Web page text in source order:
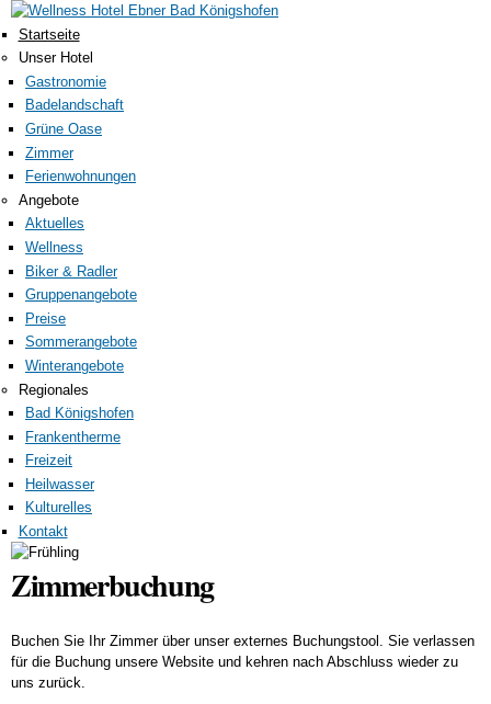
Direkt zum Inhalt
Wellness
Hotel Ebner
Bad
Königshofen
Startseite
Unser Hotel
Gastronomie
Badelandschaft
Grüne Oase
Zimmer
Ferienwohnungen
Angebote
Aktuelles
Wellness
Biker & Radler
Gruppenangebote
Preise
Sommerangebote
Winterangebote
Regionales
Bad Königshofen
Frankentherme
Freizeit
Heilwasser
Kulturelles
Kontakt
Zimmerbuchung
Buchen Sie Ihr Zimmer über unser externes Buchungstool. Sie verlassen
für die Buchung unsere Website und kehren nach Abschluss wieder zu
uns zurück.